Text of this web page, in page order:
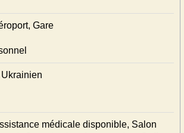
Gare
médicale disponible, Salon